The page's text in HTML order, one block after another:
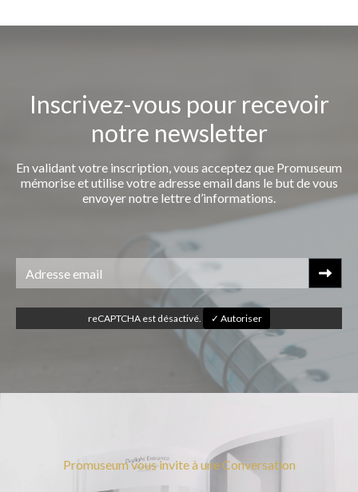
Inscrivez-vous pour recevoir
notre newsletter
En validant votre inscription, vous acceptez que Promuseum
mémorise et utilise votre adresse email dans le but de vous
envoyer notre lettre d’informations.
reCAPTCHA est désactivé. ✓ Autoriser
Promuseum vous invite à une Conversation